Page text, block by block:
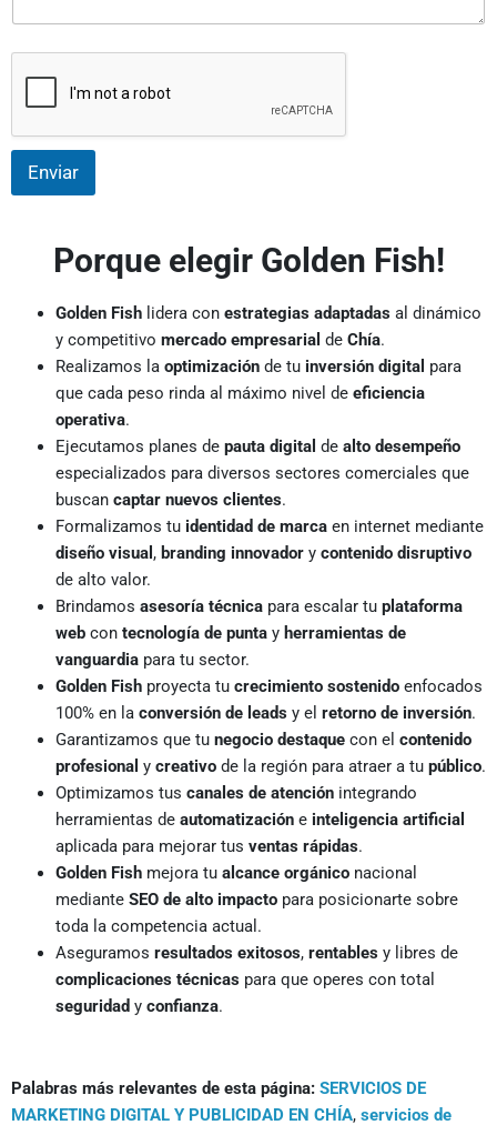
Enviar
Porque elegir Golden Fish!
Golden Fish lidera con estrategias adaptadas al dinámico
y competitivo mercado empresarial de Chía.
Realizamos la optimización de tu inversión digital para
que cada peso rinda al máximo nivel de eficiencia
operativa.
Ejecutamos planes de pauta digital de alto desempeño
especializados para diversos sectores comerciales que
buscan captar nuevos clientes.
Formalizamos tu identidad de marca en internet mediante
diseño visual , branding innovador y contenido disruptivo
de alto valor.
Brindamos asesoría técnica para escalar tu plataforma
web con tecnología de punta y herramientas de
vanguardia para tu sector.
Golden Fish proyecta tu crecimiento sostenido enfocados
100% en la conversión de leads y el retorno de inversión.
Garantizamos que tu negocio destaque con el contenido
profesional y creativo de la región para atraer a tu público.
Optimizamos tus canales de atención integrando
herramientas de automatización e inteligencia artificial
aplicada para mejorar tus ventas rápidas.
Golden Fish mejora tu alcance orgánico nacional
mediante SEO de alto impacto para posicionarte sobre
toda la competencia actual.
Aseguramos resultados exitosos, rentables y libres de
complicaciones técnicas para que operes con total
seguridad y confianza.
Palabras más relevantes de esta página: SERVICIOS DE
MARKETING DIGITAL Y PUBLICIDAD EN CHÍA, servicios de